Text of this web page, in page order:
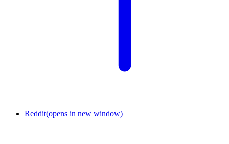
Reddit(opens in new window)